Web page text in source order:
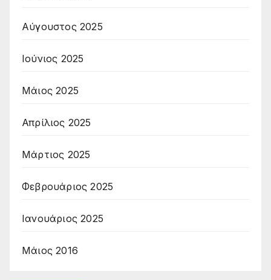
Αύγουστος 2025
Ιούνιος 2025
Μάιος 2025
Απρίλιος 2025
Μάρτιος 2025
Φεβρουάριος 2025
Ιανουάριος 2025
Μάιος 2016